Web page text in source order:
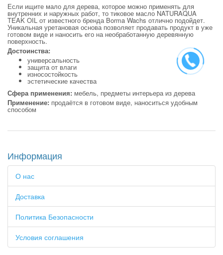
Если ищите мало для дерева, которое можно применять для
внутренних и наружных работ, то тиковое масло NATURAQUA
TEAK OIL от известного бренда Borma Wachs отлично подойдет.
Уникальная уретановая основа позволяет продавать продукт в уже
готовом виде и наносить его на необработанную деревянную
поверхность.
Достоинства:
универсальность
защита от влаги
износостойкость
эстетические качества
Сфера применения: мебель, предметы интерьера из дерева
Применение: продаётся в готовом виде, наноситься удобным
способом
Информация
О нас
Доставка
Политика Безопасности
Условия соглашения